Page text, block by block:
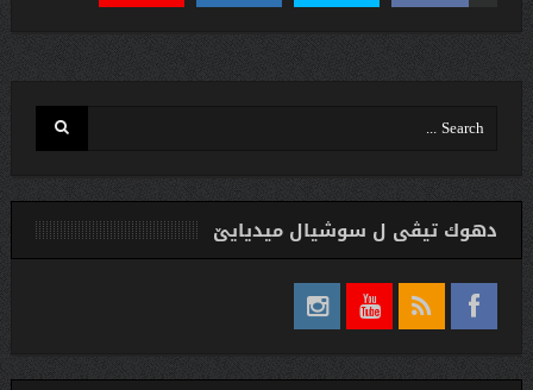
دهوك تیڤی ل سوشیال ميديایێ